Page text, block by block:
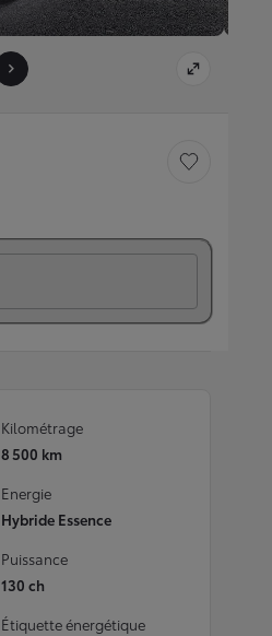
Sauvegarder le
Kilométrage
8 500 km
Energie
Hybride Essence
Puissance
130 ch
Étiquette énergétique